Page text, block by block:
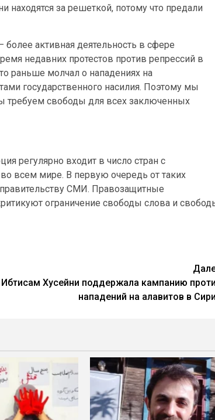
за решеткой, потому что предали
активная деятельность в сфере
недавних протестов против репрессий в
раньше молчал о нападениях на
государственного насилия. Поэтому мы
требуем свободы для всех заключенных
регулярно входит в число стран с
всем мире. В первую очередь от таких
СМИ. Правозащитные
ограничение свободы слова и
Ибтисам Хусейни поддержала кампанию
нападений на алавитов в